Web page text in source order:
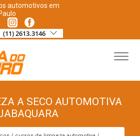
automotivos em
(11) 2613.3146
A SECO AUTOMOTIVA